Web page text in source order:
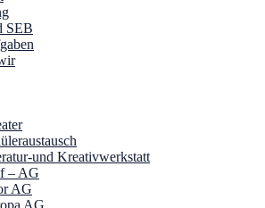
SEB
und Kreativwerkstatt
– AG
AG
AG